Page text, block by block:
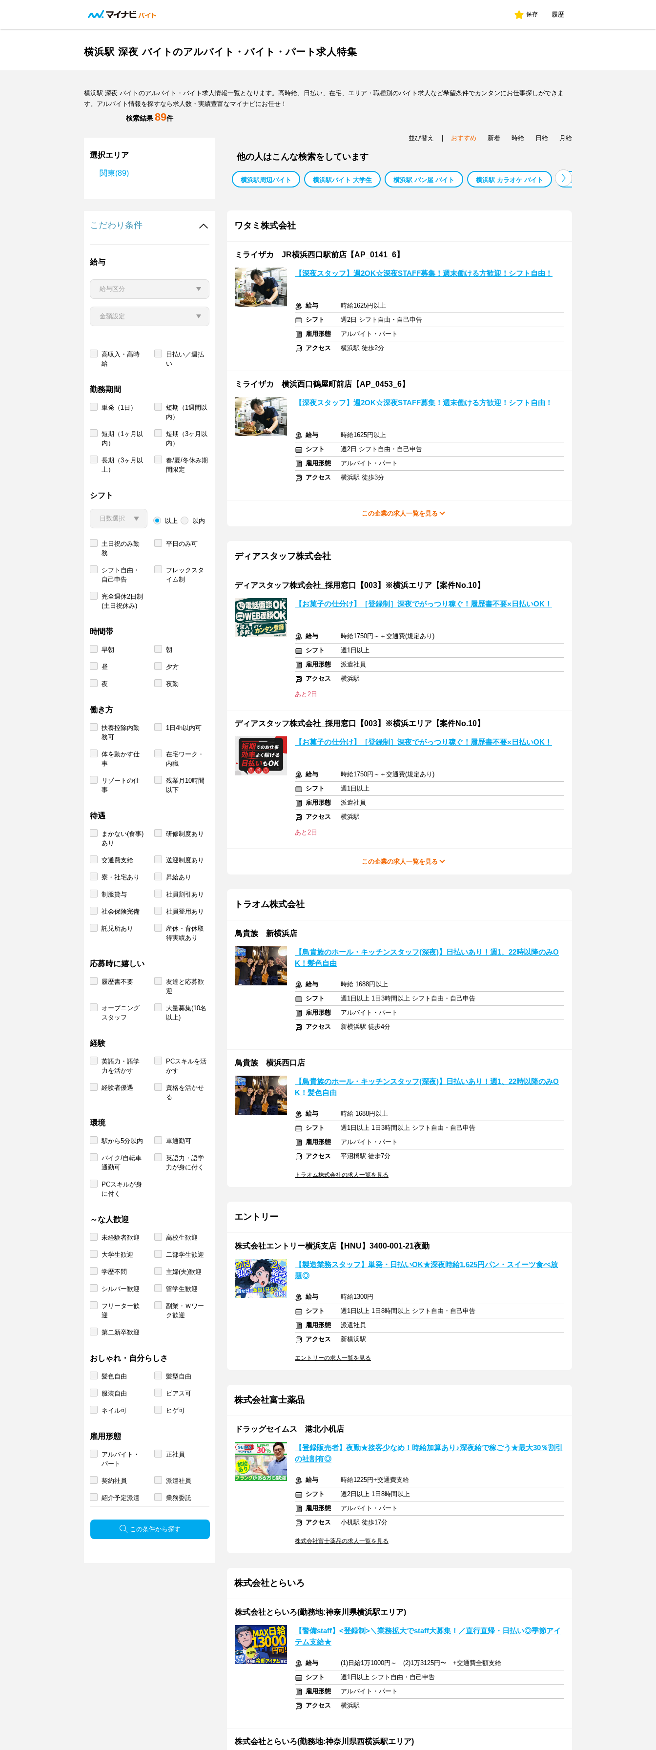
保存 履歴
横浜駅 深夜 バイトのアルバイト・バイト・パート求人特集
横浜駅 深夜 バイトのアルバイト・バイト求人情報一覧となります。高時給、日払い、在宅、エリア・職種別のバイト求人など希望条件でカンタンにお仕事探しができま
す。アルバイト情報を探すなら求人数・実績豊富なマイナビにお任せ！
検索結果89件
選択エリア
関東(89)
こだわり条件
給与
高収入・高時
給
日払い／週払
い
勤務期間
単発（1日）
短期（1週間以
内）
短期（1ヶ月以
内）
短期（3ヶ月以
内）
長期（3ヶ月以
上）
春/夏/冬休み期
間限定
シフト
以上 以内
土日祝のみ勤
務
平日のみ可
シフト自由・
自己申告
フレックスタ
イム制
完全週休2日制
(土日祝休み)
時間帯
早朝 朝
昼 夕方
夜 夜勤
働き方
扶養控除内勤
務可
1日4h以内可
体を動かす仕
事
在宅ワーク・
内職
リゾートの仕
事
残業月10時間
以下
待遇
まかない(食事)
あり
研修制度あり
交通費支給 送迎制度あり
寮・社宅あり 昇給あり
制服貸与 社員割引あり
社会保険完備 社員登用あり
託児所あり
産休・育休取
得実績あり
応募時に嬉しい
履歴書不要
友達と応募歓
迎
オープニング
スタッフ
大量募集(10名
以上)
経験
英語力・語学
力を活かす
PCスキルを活
かす
経験者優遇
資格を活かせ
る
環境
駅から5分以内 車通勤可
バイク/自転車
通勤可
英語力・語学
力が身に付く
PCスキルが身
に付く
～な人歓迎
未経験者歓迎 高校生歓迎
大学生歓迎 二部学生歓迎
学歴不問 主婦(夫)歓迎
シルバー歓迎 留学生歓迎
フリーター歓
迎
副業・Ｗワー
ク歓迎
第二新卒歓迎
おしゃれ・自分らしさ
髪色自由 髪型自由
服装自由 ピアス可
ネイル可 ヒゲ可
雇用形態
アルバイト・
パート
正社員
契約社員 派遣社員
紹介予定派遣 業務委託
この条件から探す
並び替え おすすめ 新着 時給 日給 月給
他の人はこんな検索をしています
横浜駅周辺バイト 横浜駅バイト 大学生 横浜駅 パン屋 バイト 横浜駅 カラオケ バイト 横浜駅 データ入力 バイト
ワタミ株式会社
ミライザカ JR横浜西口駅前店【AP_0141_6】
【深夜スタッフ】週2OK☆深夜STAFF募集！週末働ける方歓迎！シフト自由！
給与
時給1625円以上
シフト
週2日 シフト自由・自己申告
雇用形態
アルバイト・パート
アクセス
横浜駅 徒歩2分
ミライザカ 横浜西口鶴屋町前店【AP_0453_6】
【深夜スタッフ】週2OK☆深夜STAFF募集！週末働ける方歓迎！シフト自由！
給与
時給1625円以上
シフト
週2日 シフト自由・自己申告
雇用形態
アルバイト・パート
アクセス
横浜駅 徒歩3分
この企業の求人一覧を見る
ディアスタッフ株式会社
ディアスタッフ株式会社_採用窓口【003】※横浜エリア【案件No.10】
【お菓子の仕分け】［登録制］深夜でがっつり稼ぐ！履歴書不要×日払いOK！
給与
時給1750円～＋交通費(規定あり)
シフト
週1日以上
雇用形態
派遣社員
アクセス
横浜駅
あと2日
ディアスタッフ株式会社_採用窓口【003】※横浜エリア【案件No.10】
【お菓子の仕分け】［登録制］深夜でがっつり稼ぐ！履歴書不要×日払いOK！
給与
時給1750円～＋交通費(規定あり)
シフト
週1日以上
雇用形態
派遣社員
アクセス
横浜駅
あと2日
この企業の求人一覧を見る
トラオム株式会社
鳥貴族 新横浜店
【鳥貴族のホール・キッチンスタッフ(深夜)】日払いあり！週1、22時以降のみO
K！髪色自由
給与
時給 1688円以上
シフト
週1日以上 1日3時間以上 シフト自由・自己申告
雇用形態
アルバイト・パート
アクセス
新横浜駅 徒歩4分
鳥貴族 横浜西口店
【鳥貴族のホール・キッチンスタッフ(深夜)】日払いあり！週1、22時以降のみO
K！髪色自由
給与
時給 1688円以上
シフト
週1日以上 1日3時間以上 シフト自由・自己申告
雇用形態
アルバイト・パート
アクセス
平沼橋駅 徒歩7分
トラオム株式会社の求人一覧を見る
エントリー
株式会社エントリー横浜支店【HNU】3400-001-21夜勤
【製造業務スタッフ】単発・日払いOK★深夜時給1,625円パン・スイーツ食べ放
題◎
給与
時給1300円
シフト
週1日以上 1日8時間以上 シフト自由・自己申告
雇用形態
派遣社員
アクセス
新横浜駅
エントリーの求人一覧を見る
株式会社富士薬品
ドラッグセイムス 港北小机店
【登録販売者】夜勤★接客少なめ！時給加算あり♪深夜給で稼ごう★最大30％割引
の社割有◎
給与
時給1225円+交通費支給
シフト
週2日以上 1日8時間以上
雇用形態
アルバイト・パート
アクセス
小机駅 徒歩17分
株式会社富士薬品の求人一覧を見る
株式会社とらいろ
株式会社とらいろ(勤務地:神奈川県横浜駅エリア)
【警備staff】<登録制>＼業務拡大でstaff大募集！／直行直帰・日払い◎季節アイ
テム支給★
給与
(1)日給1万1000円～ (2)1万3125円〜 +交通費全額支給
シフト
週1日以上 シフト自由・自己申告
雇用形態
アルバイト・パート
アクセス
横浜駅
株式会社とらいろ(勤務地:神奈川県西横浜駅エリア)